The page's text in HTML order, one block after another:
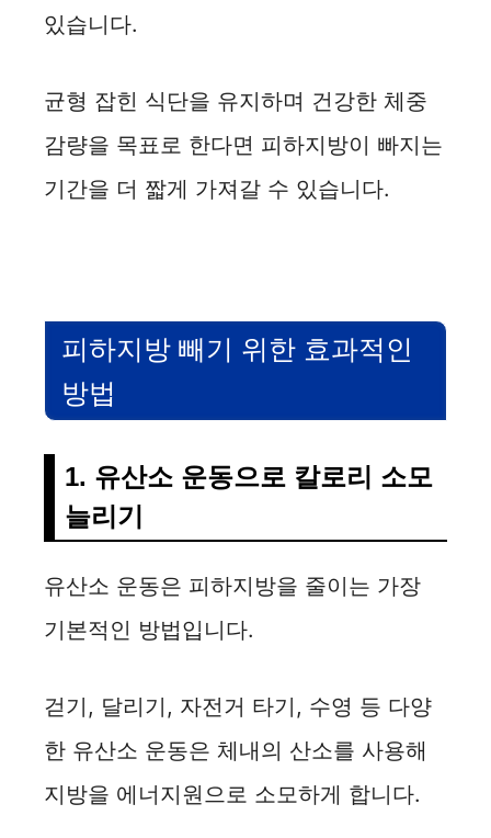
있습니다.
균형 잡힌 식단을 유지하며 건강한 체중
감량을 목표로 한다면 피하지방이 빠지는
기간을 더 짧게 가져갈 수 있습니다.
피하지방 빼기 위한 효과적인
방법
1. 유산소 운동으로 칼로리 소모
늘리기
유산소 운동은 피하지방을 줄이는 가장
기본적인 방법입니다.
걷기, 달리기, 자전거 타기, 수영 등 다양
한 유산소 운동은 체내의 산소를 사용해
지방을 에너지원으로 소모하게 합니다.